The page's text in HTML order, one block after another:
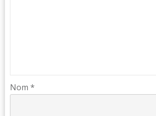
Nom *